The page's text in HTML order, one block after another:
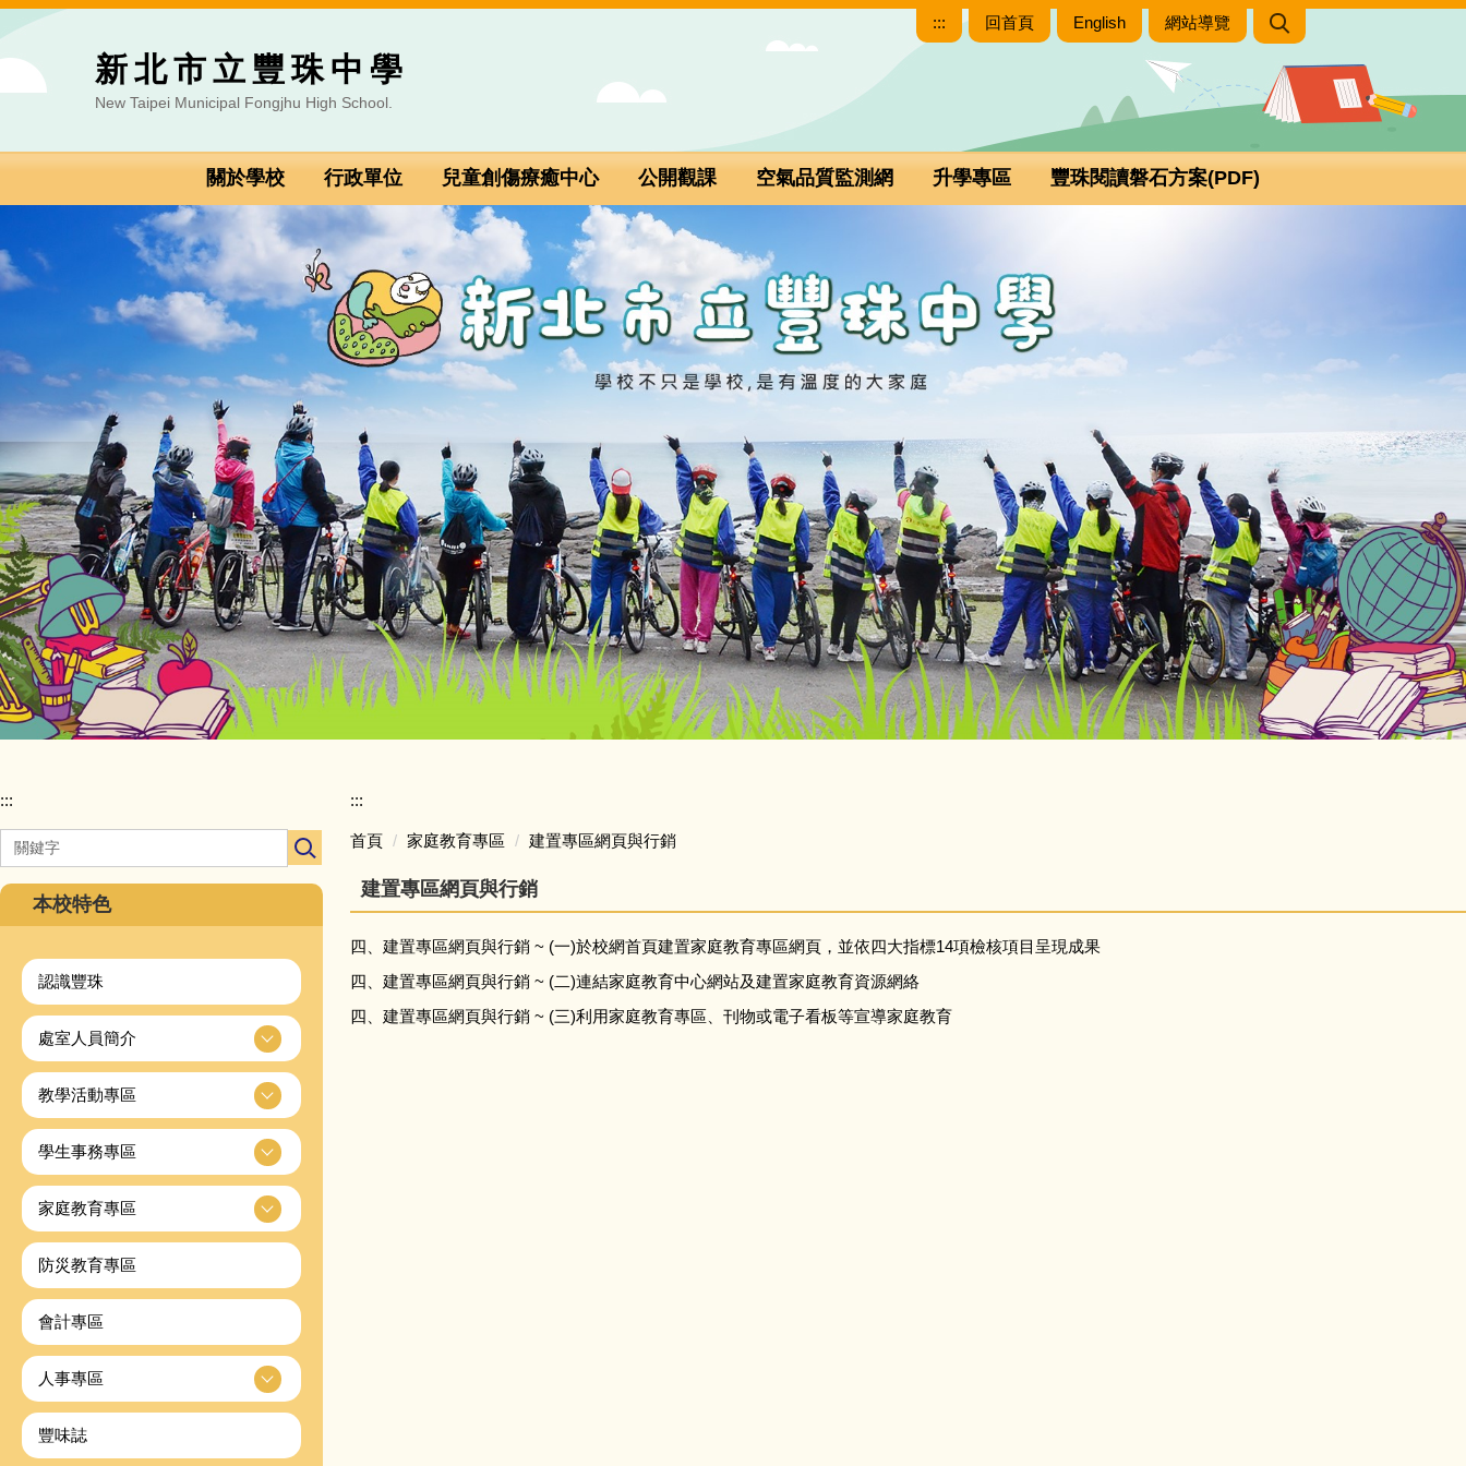
主
區
新北市立豐珠中學
New Taipei Municipal Fongjhu High School.
::: 回首頁 English 網站導覽
關於學校 行政單位 兒童創傷療癒中心 公開觀課 空氣品質監測網 升學專區 豐珠閱讀磐石方案(PDF)
:::
本校特色
認識豐珠
處室人員簡介
教學活動專區
學生事務專區
家庭教育專區
防災教育專區
會計專區
人事專區
豐味誌
:::
首頁 家庭教育專區 建置專區網頁與行銷
建置專區網頁與行銷
四、建置專區網頁與行銷 ~ (一)於校網首頁建置家庭教育專區網頁，並依四大指標14項檢核項目呈現成果
四、建置專區網頁與行銷 ~ (二)連結家庭教育中心網站及建置家庭教育資源網絡
四、建置專區網頁與行銷 ~ (三)利用家庭教育專區、刊物或電子看板等宣導家庭教育